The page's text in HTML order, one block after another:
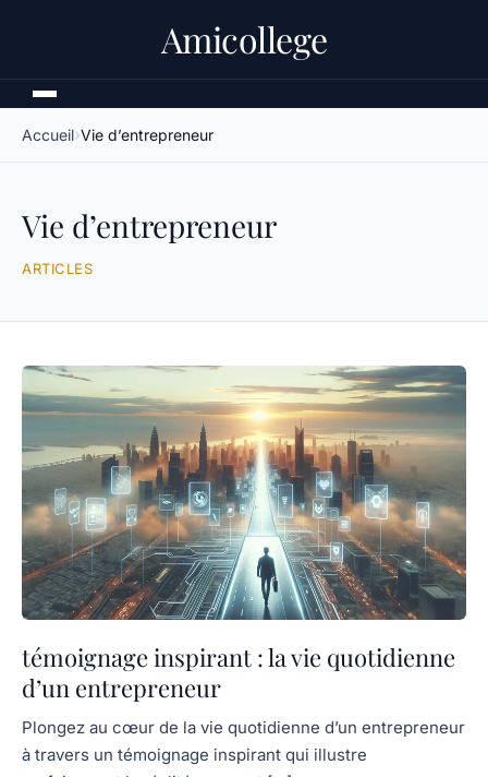
Amicollege
Accueil Vie d’entrepreneur
Vie d’entrepreneur
ARTICLES
témoignage inspirant : la vie quotidienne
d’un entrepreneur
Plongez au cœur de la vie quotidienne d’un entrepreneur
à travers un témoignage inspirant qui illustre